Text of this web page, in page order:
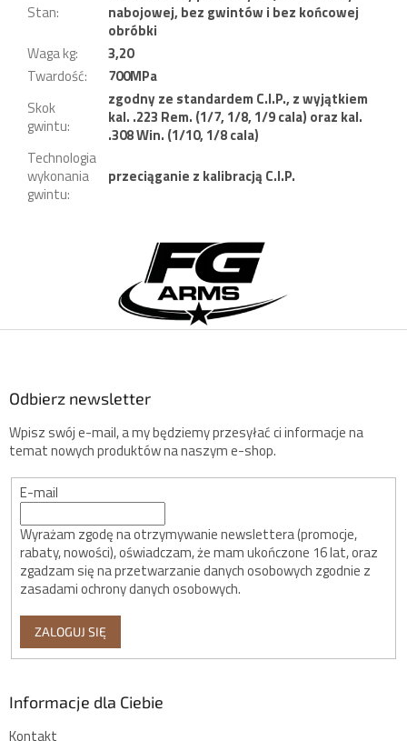
Stan:
nabojowej, bez gwintów i bez końcowej
obróbki
Waga kg:
3,20
Twardość:
700MPa
Skok
gwintu:
zgodny ze standardem C.I.P., z wyjątkiem
kal. .223 Rem. (1/7, 1/8, 1/9 cala) oraz kal.
.308 Win. (1/10, 1/8 cala)
Technologia
wykonania
gwintu:
przeciąganie z kalibracją C.I.P.
k
Odbierz newsletter
Wpisz swój e-mail, a my będziemy przesyłać ci informacje na
temat nowych produktów na naszym e-shop.
E-mail
Wyrażam zgodę na otrzymywanie newslettera (promocje,
rabaty, nowości), oświadczam, że mam ukończone 16 lat, oraz
zgadzam się na przetwarzanie danych osobowych zgodnie z
zasadami ochrony danych osobowych.
ZALOGUJ SIĘ
Informacje dla Ciebie
Kontakt